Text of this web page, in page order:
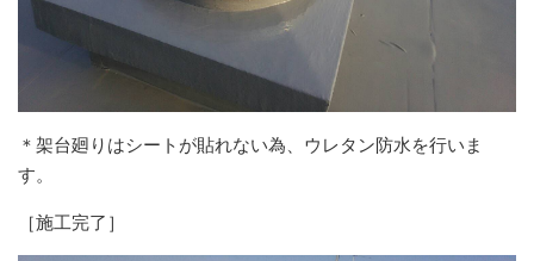
＊架台廻りはシートが貼れない為、ウレタン防水を行いま
す。
［施工完了］